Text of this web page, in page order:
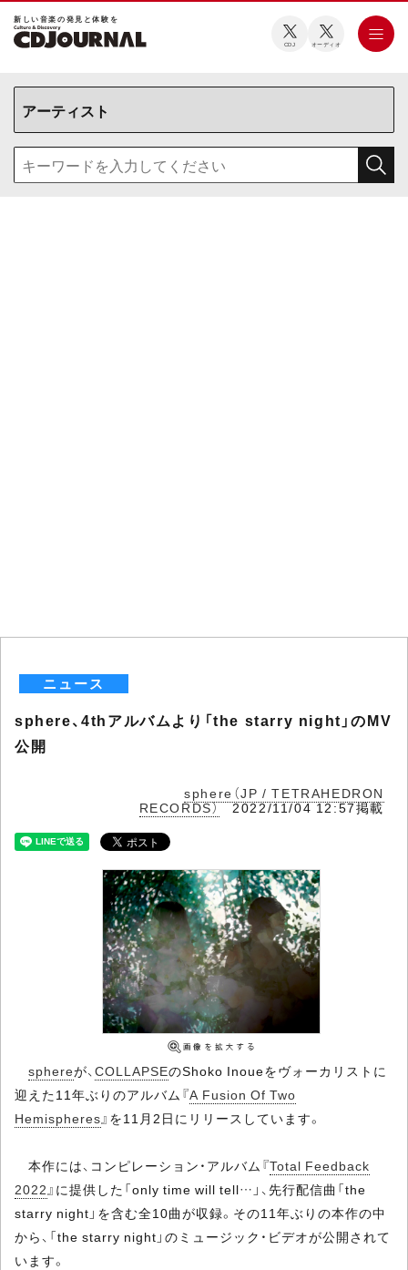
新しい⾳楽の発⾒と体験を
CDJ オーディオ
ニュース
sphere、4thアルバムより「the starry night」のMV
公開
sphere（JP / TETRAHEDRON
RECORDS）2022/11/04 12:57掲載
sphereが、 COLLAPSEのShoko Inoueをヴォーカリストに
迎えた11年ぶりのアルバム『A Fusion Of Two
Hemispheres 』を11月2日にリリースしています。
本作には、コンピレーション・アルバム『Total Feedback
2022 』に提供した「only time will tell…」、先行配信曲「the
starry night」を含む全10曲が収録。その11年ぶりの本作の中
から、「the starry night」のミュージック・ビデオが公開されて
います。